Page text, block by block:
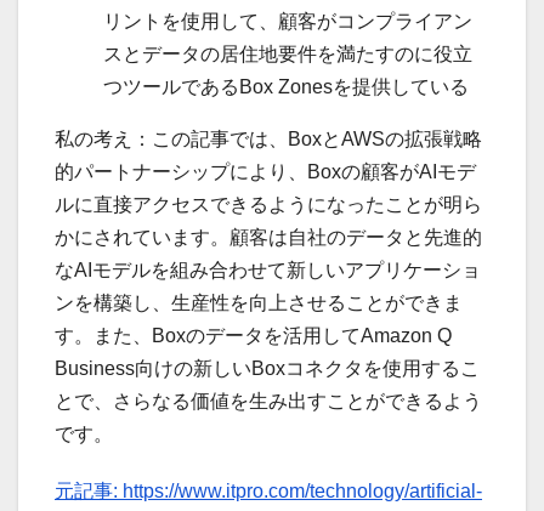
リントを使用して、顧客がコンプライアン
スとデータの居住地要件を満たすのに役立
つツールであるBox Zonesを提供している
私の考え：この記事では、BoxとAWSの拡張戦略
的パートナーシップにより、Boxの顧客がAIモデ
ルに直接アクセスできるようになったことが明ら
かにされています。顧客は自社のデータと先進的
なAIモデルを組み合わせて新しいアプリケーショ
ンを構築し、生産性を向上させることができま
す。また、Boxのデータを活用してAmazon Q
Business向けの新しいBoxコネクタを使用するこ
とで、さらなる価値を生み出すことができるよう
です。
元記事: https://www.itpro.com/technology/artificial-